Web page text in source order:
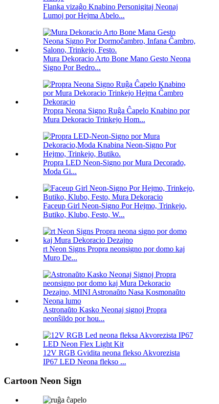
Flanka vizaĝo Knabino Personigitaj Neonaj
Lumoj por Hejma Abelo...
Mura Dekoracio Arto Bone Mano Gesto Neona
Signo Por Bedro...
Propra Neona Signo Ruĝa Ĉapelo Knabino por
Mura Dekoracio Trinkejo Hom...
Propra LED Neon-Signo por Mura Decorado,
Moda Gi...
Faceup Girl Neon-Signo Por Hejmo, Trinkejo,
Butiko, Klubo, Festo, W...
rt Neon Signs Propra neonsigno por domo kaj
Muro De...
Astronaŭto Kasko Neonaj signoj Propra
neonŝildo por hou...
12V RGB Gvidita neona flekso Akvorezista
IP67 LED Neona flekso ...
Cartoon Neon Sign